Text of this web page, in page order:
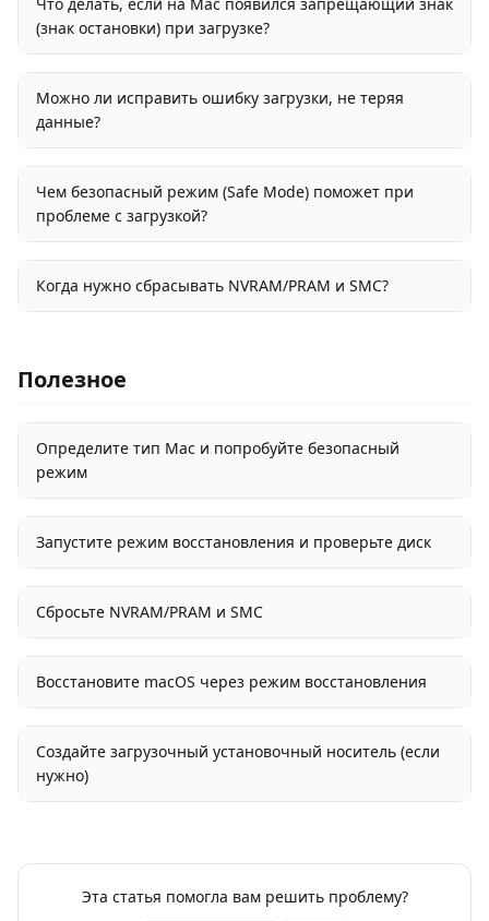
(знак остановки) при загрузке?
Можно ли исправить ошибку загрузки, не теряя
данные?
Чем безопасный режим (Safe Mode) поможет при
проблеме с загрузкой?
Когда нужно сбрасывать NVRAM/PRAM и SMC?
Полезное
Определите тип Mac и попробуйте безопасный
режим
Запустите режим восстановления и проверьте диск
Сбросьте NVRAM/PRAM и SMC
Восстановите macOS через режим восстановления
Создайте загрузочный установочный носитель (если
нужно)
Эта статья помогла вам решить проблему?